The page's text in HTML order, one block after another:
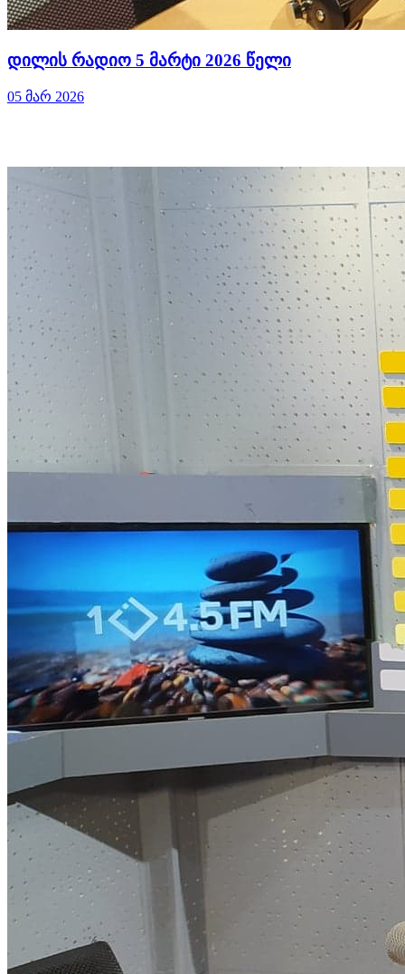
დილის რადიო 5 მარტი 2026 წელი
05 მარ 2026